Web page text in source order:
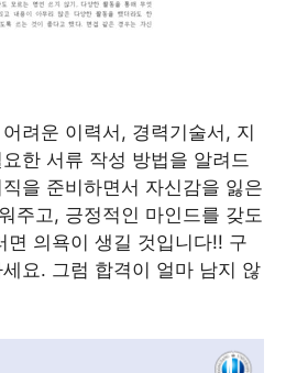
려운 이력서, 경력기술서, 지
한 서류 작성 방법을 알려드
을 준비하면서 자신감을 잃은
주고, 긍정적인 마인드를 갖도
면 의욕이 생길 것입니다!! 구
요. 그럼 합격이 얼마 남지 않